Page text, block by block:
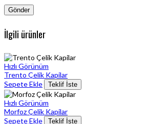
İlgili ürünler
Hızlı Görünüm
Trento Çelik Kapilar
Sepete Ekle
Teklif İste
Hızlı Görünüm
Morfoz Çelik Kapilar
Sepete Ekle
Teklif İste